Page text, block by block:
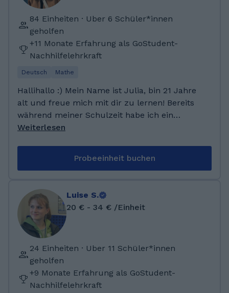
letztes Jahr auch in einer Grundschule Lese-
und Rechtschreibförderung angeboten. 2023
habe ich ein dreimonatiges
Auslandspraktikum an einer Schule in Malta
absolviert. Außerdem arbeite ich an einer
Schule als Vertretungslehrerin.
84 Einheiten · Uber 6 Schüler*innen
geholfen
+11 Monate Erfahrung als GoStudent-
Nachhilfelehrkraft
Deutsch Mathe
Hallihallo :) Mein Name ist Julia, bin 21 Jahre
alt und freue mich mit dir zu lernen! Bereits
während meiner Schulzeit habe ich ein
Praktikum in einer Grundschule gemacht und
bald, Julia! :) Mein Abitur habe ich am
Henfling-Gymnasium in Meiningen absolviert.
Aktuell studiere ich im 5. Semester an der
Julius-Maximilians Universität Würzburg.
Mein Hauptfach ist Deutsch und in den letzten
zwei Jahren habe ich auch Mathematik
(Klasse 1-4) intensiv behandelt. Mein Ziel ist
das Lehramtsstudium mit dem Staatsexamen
abzuschließen.
Weiterlesen
Probeeinheit buchen
Luise S.
20 € - 34 € /Einheit
24 Einheiten · Uber 11 Schüler*innen
geholfen
+9 Monate Erfahrung als GoStudent-
Nachhilfelehrkraft